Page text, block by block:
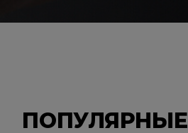
ПОПУЛЯРНЫЕ